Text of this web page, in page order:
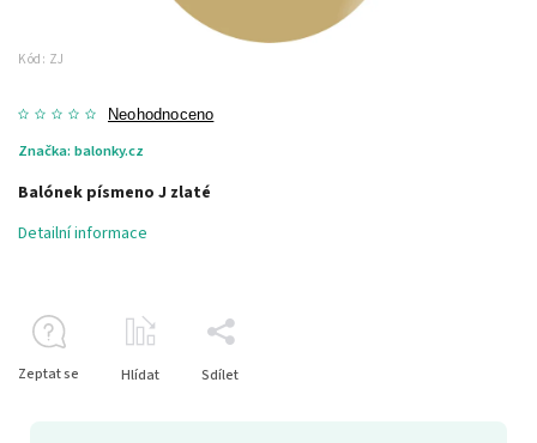
Kód: ZJ
Neohodnoceno
Značka: balonky.cz
Balónek písmeno J zlaté
Detailní informace
Zeptat se Hlídat Sdílet